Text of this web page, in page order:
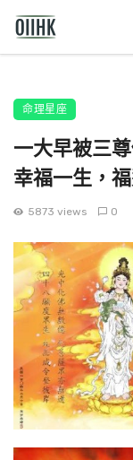
命理星座
一大早被三
幸福一生，
5873 views 0